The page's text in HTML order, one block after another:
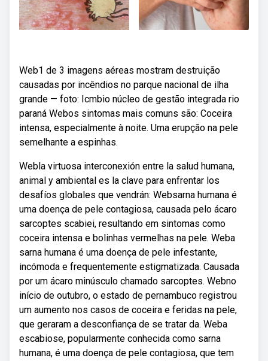
Web1 de 3 imagens aéreas mostram destruição
causadas por incêndios no parque nacional de ilha
grande — foto: Icmbio núcleo de gestão integrada rio
paraná Webos sintomas mais comuns são: Coceira
intensa, especialmente à noite. Uma erupção na pele
semelhante a espinhas.
Webla virtuosa interconexión entre la salud humana,
animal y ambiental es la clave para enfrentar los
desafíos globales que vendrán: Websarna humana é
uma doença de pele contagiosa, causada pelo ácaro
sarcoptes scabiei, resultando em sintomas como
coceira intensa e bolinhas vermelhas na pele. Weba
sarna humana é uma doença de pele infestante,
incómoda e frequentemente estigmatizada. Causada
por um ácaro minúsculo chamado sarcoptes. Webno
início de outubro, o estado de pernambuco registrou
um aumento nos casos de coceira e feridas na pele,
que geraram a desconfiança de se tratar da. Weba
escabiose, popularmente conhecida como sarna
humana, é uma doença de pele contagiosa, que tem